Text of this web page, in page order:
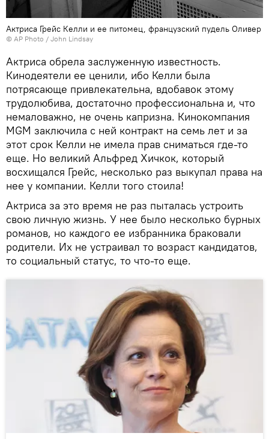
Актриса Грейс Келли и ее питомец, французский пудель Оливер
© AP Photo / John Lindsay
Актриса обрела заслуженную известность.
Кинодеятели ее ценили, ибо Келли была
потрясающе привлекательна, вдобавок этому
трудолюбива, достаточно профессиональна и, что
немаловажно, не очень капризна. Кинокомпания
MGM заключила с ней контракт на семь лет и за
этот срок Келли не имела прав сниматься где-то
еще. Но великий Альфред Хичкок, который
восхищался Грейс, несколько раз выкупал права на
нее у компании. Келли того стоила!
Актриса за это время не раз пыталась устроить
свою личную жизнь. У нее было несколько бурных
романов, но каждого ее избранника браковали
родители. Их не устраивал то возраст кандидатов,
то социальный статус, то что-то еще.